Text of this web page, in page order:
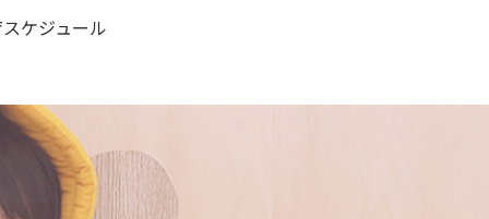
ィシャルサイト
ケジュール